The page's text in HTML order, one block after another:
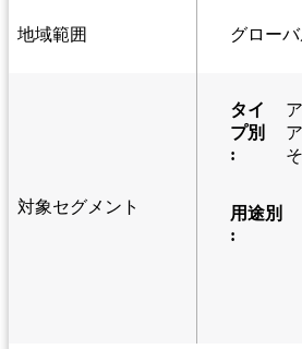
地域範囲 グロー
対象セグメント
タイ
プ別
:
用途別
: